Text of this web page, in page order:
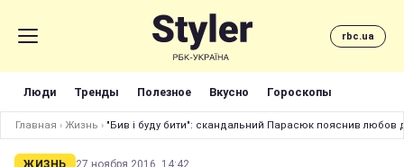
rbc.ua
Люди Тренды Полезное Вкусно Гороскопы
Главная › Жизнь › "Бив і буду бити": скандальний Парасюк пояснив любов
ЖИЗНЬ 27 ноября 2016, 14:42